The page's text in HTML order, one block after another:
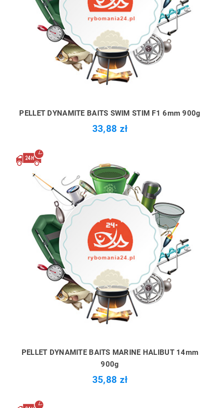
PELLET DYNAMITE BAITS SWIM STIM F1 6mm 900g
33,88 zł
PELLET DYNAMITE BAITS MARINE HALIBUT 14mm
900g
35,88 zł